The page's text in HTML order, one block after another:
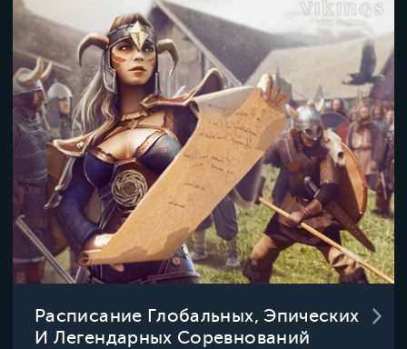
Расписание Глобальных, Эпических
И Легендарных Соревнований